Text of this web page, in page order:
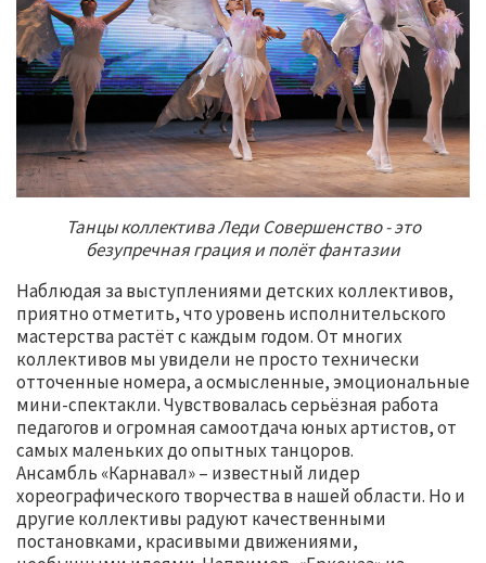
Танцы коллектива Леди Совершенство - это
безупречная грация и полёт фантазии
Наблюдая за выступлениями детских коллективов,
приятно отметить, что уровень исполнительского
мастерства растёт с каждым годом. От многих
коллективов мы увидели не просто технически
отточенные номера, а осмысленные, эмоциональные
мини-спектакли. Чувствовалась серьёзная работа
педагогов и огромная самоотдача юных артистов, от
самых маленьких до опытных танцоров.
Ансамбль «Карнавал» – известный лидер
хореографического творчества в нашей области. Но и
другие коллективы радуют качественными
постановками, красивыми движениями,